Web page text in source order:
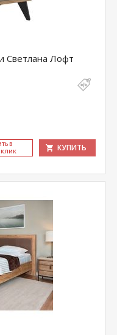
Светлана Лофт
В
КУПИТЬ